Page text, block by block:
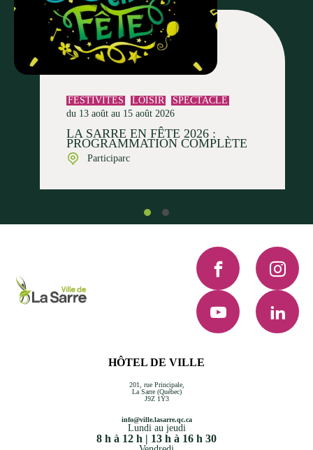
FESTIVITÉS LOISIR
SPECTACLE
du 13 août au 15 août 2026
LA SARRE EN FÊTE 2026 :
PROGRAMMATION COMPLÈTE
Participarc
HÔTEL DE VILLE
201, rue Principale,
La Sarre (Québec)
J9Z 1Y3
info@ville.lasarre.qc.ca
Lundi au jeudi
8 h à 12 h | 13 h à 16 h 30
Facebook
YouTube